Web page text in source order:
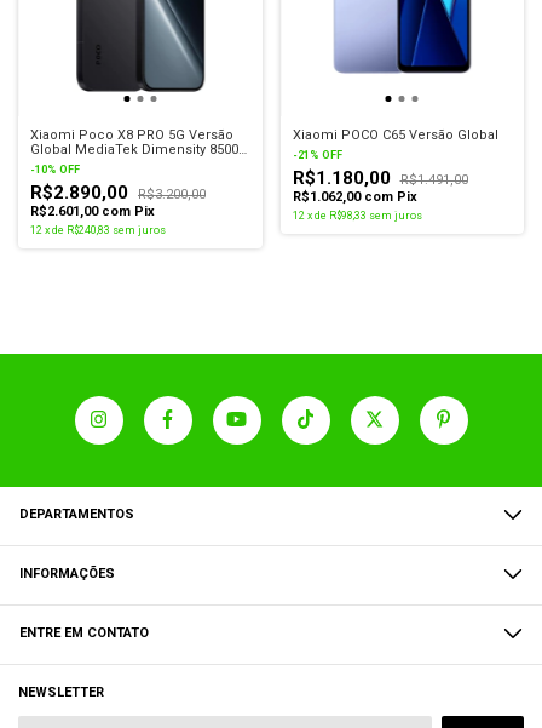
Xiaomi Poco X8 PRO 5G Versão
Global MediaTek Dimensity 8500-
Ultra Bateria 6500mAh Câmera
50MP
-10% OFF
R$2.890,00
R$3.200,00
R$2.601,00 com Pix
12 x de R$240,83 sem juros
Xiaomi POCO C65 Versão Global
-21 % OFF
R$1.180,00 R$1.491,00
R$1.062,00 com Pix
12 x de R$98,33 sem juros
DEPARTAMENTOS
INFORMAÇÕES
ENTRE EM CONTATO
NEWSLETTER